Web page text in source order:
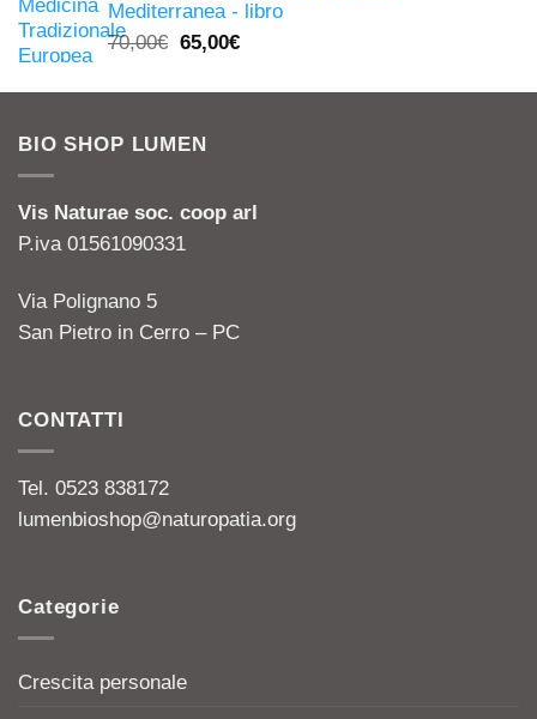
Mediterranea - libro
70,00€ Il
originale
70,00€.
65,00€Il
attuale
BIO SHOP LUMEN
Vis Naturae soc. coop arl
P.iva 01561090331
Via Polignano 5
San Pietro in Cerro – PC
CONTATTI
Tel. 0523 838172
lumenbioshop@naturopatia.org
Categorie
Crescita personale